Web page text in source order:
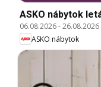
ASKO nábytok
06.08.2026-26.08.2026
ASKO nábytok